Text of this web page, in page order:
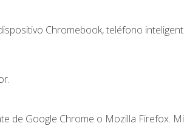
Chromebook, teléfono
de Google Chrome o Mozilla Firefox.